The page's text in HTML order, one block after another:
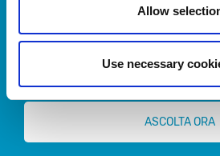
Allow
Use necessary
ASCOLTA ORA